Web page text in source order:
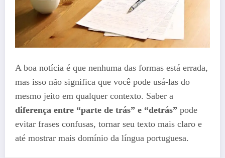
A boa notícia é que nenhuma das formas está errada,
mas isso não significa que você pode usá-las do
mesmo jeito em qualquer contexto. Saber a
diferença entre “parte de trás” e “detrás” pode
evitar frases confusas, tornar seu texto mais claro e
até mostrar mais domínio da língua portuguesa.